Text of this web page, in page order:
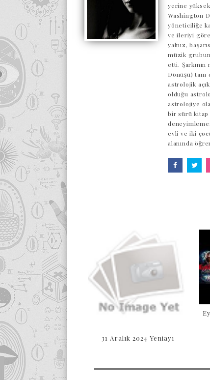
yerine yüksek
Washington
yöneticiliğe
ve ileriyi
yalnız,
müzik
etti.
Dönüşü) tam
astrolojik
olduğu
astrolojiye
bir sürü kitap
evli ve iki
alanında
31 Aralık 2024 Yeniayı